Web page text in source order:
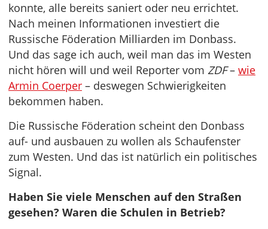
konnte, alle bereits saniert oder neu errichtet.
Nach meinen Informationen investiert die
Russische Föderation Milliarden im Donbass.
Und das sage ich auch, weil man das im Westen
nicht hören will und weil Reporter vom ZDF– wie
Armin Coerper – deswegen Schwierigkeiten
bekommen haben.
Die Russische Föderation scheint den Donbass
auf- und ausbauen zu wollen als Schaufenster
zum Westen. Und das ist natürlich ein politisches
Signal.
Haben Sie viele Menschen auf den Straßen
gesehen? Waren die Schulen in Betrieb?